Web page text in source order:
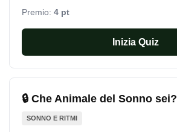
Premio: 4 pt
Inizia Quiz
🔒 Che Animale del Sonno sei?
SONNO E RITMI